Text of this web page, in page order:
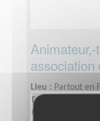
association
Lieu : Partout en
Type :
Association :